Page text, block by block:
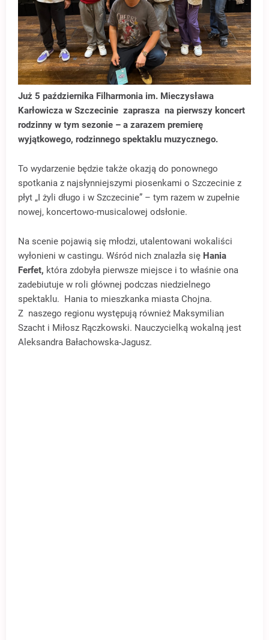
Już 5 października Filharmonia im. Mieczysława
Karłowicza w Szczecinie zaprasza na pierwszy koncert
rodzinny w tym sezonie – a zarazem premierę
wyjątkowego, rodzinnego spektaklu muzycznego.
To wydarzenie będzie także okazją do ponownego
spotkania z najsłynniejszymi piosenkami o Szczecinie z
płyt „I żyli długo i w Szczecinie” – tym razem w zupełnie
nowej, koncertowo-musicalowej odsłonie.
Na scenie pojawią się młodzi, utalentowani wokaliści
wyłonieni w castingu. Wśród nich znalazła się Hania
Ferfet, która zdobyła pierwsze miejsce i to właśnie ona
zadebiutuje w roli głównej podczas niedzielnego
spektaklu. Hania to mieszkanka miasta Chojna.
Z naszego regionu występują również Maksymilian
Szacht i Miłosz Rączkowski. Nauczycielką wokalną jest
Aleksandra Bałachowska-Jagusz.